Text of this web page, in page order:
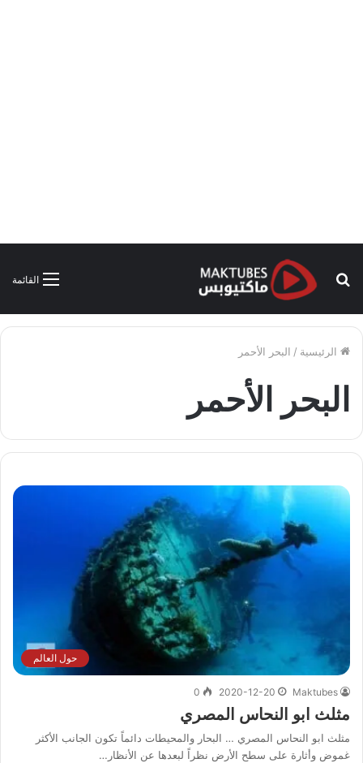
القائمة
بحث
الرئيسية / البحر الأحمر
البحر الأحمر
حول العالم
Maktubes
2020-12-20
0
مثلث ابو النحاس المصري
مثلث ابو النحاس المصري … البحار والمحيطات دائماً تكون الجانب الأكثر
غموض وأثارة على سطح الأرض نظراً لبعدها عن الأنظار…